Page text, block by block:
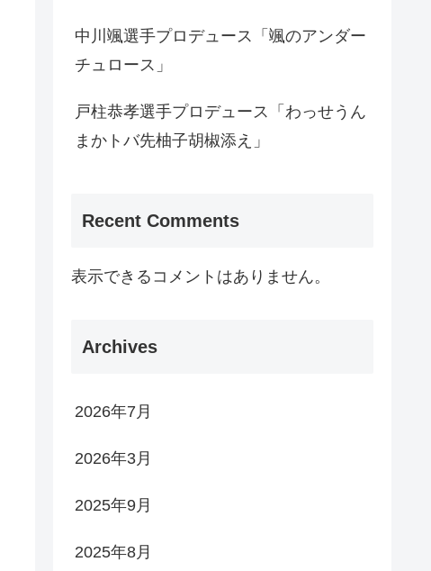
中川颯選手プロデュース「颯のアンダー
チュロース」
戸柱恭孝選手プロデュース「わっせうん
まかトバ先柚子胡椒添え」
Recent Comments
表示できるコメントはありません。
Archives
2026年7月
2026年3月
2025年9月
2025年8月